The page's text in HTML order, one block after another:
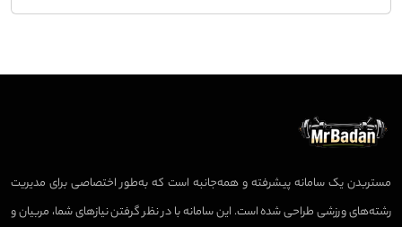
مستربدن یک سامانه پیشرفته و همه‌جانبه است که به‌طور اختصاصی برای مدیریت
رشته‌های ورزشی طراحی شده است. این سامانه با در نظر گرفتن نیازهای شما، مربیان و